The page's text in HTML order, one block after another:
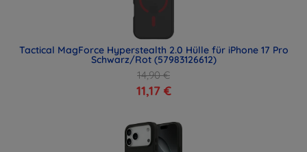
Tactical MagForce Hyperstealth 2.0 Hülle für iPhone 17 Pro
Schwarz/Rot (57983126612)
14,90 €
11,17 €